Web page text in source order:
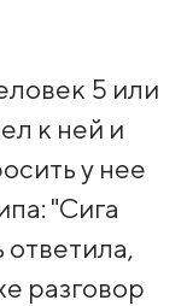
5 или
к ней и
у нее
"Сига
ответила,
разговор